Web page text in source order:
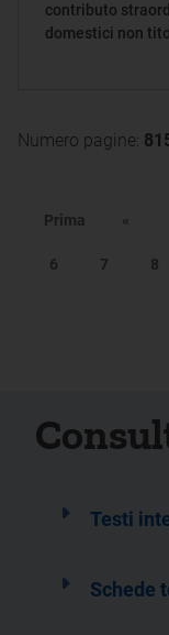
contributo
domestici non
Numero pagine:
Prima «
6 7 8
Testi
Schede